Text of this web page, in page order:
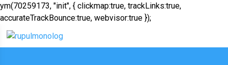
ym(70259173, "init", { clickmap:true, trackLinks:true,
accurateTrackBounce:true, webvisor:true });